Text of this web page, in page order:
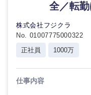
大分県
全／転
株式会社フジクラ
No. 01007775000322
正社員
1000万
仕事内容